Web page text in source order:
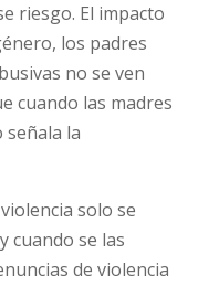
riesgo. El impacto
los padres
no se ven
cuando las madres
señala la
solo se
cuando se las
de violencia